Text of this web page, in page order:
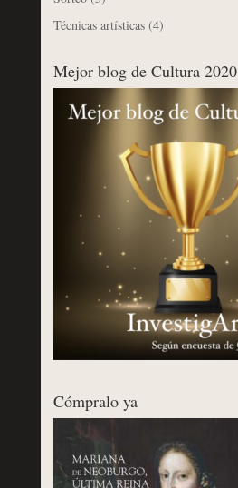
Técnicas artísticas(4)
Mejor blog de Cultura 2020
Cómpralo ya